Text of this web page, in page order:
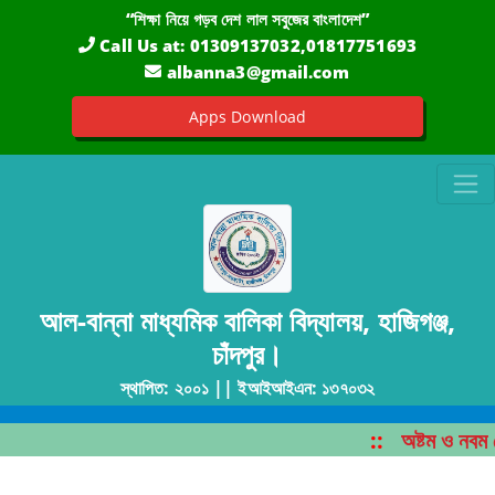
“শিক্ষা নিয়ে গড়ব দেশ লাল সবুজের বাংলাদেশ”
Call Us at: 01309137032,01817751693
albanna3@gmail.com
Apps Download
আল-বান্না মাধ্যমিক বালিকা বিদ্যালয়, হাজিগঞ্জ,
চাঁদপুর।
স্থাপিত: ২০০১ || ইআইআইএন: ১৩৭০৩২
:: অষ্টম ও নবম